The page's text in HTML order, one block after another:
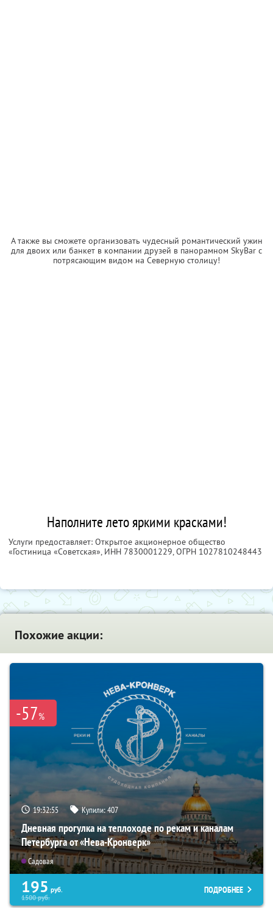
А также вы сможете организовать чудесный романтический ужин
для двоих или банкет в компании друзей в панорамном SkyBаr с
потрясающим видом на Северную столицу!
Наполните лето яркими красками!
Услуги предоставляет: Открытое акционерное общество
«Гостиница «Советская», ИНН 7830001229, ОГРН 1027810248443
Похожие акции:
-57%
19:32:53 Купили:407
Дневная прогулка на теплоходе по рекам и каналам
Петербурга от «Нева-Кронверк»
Садовая
195 руб.
1500руб.
ПОДРОБНЕЕ